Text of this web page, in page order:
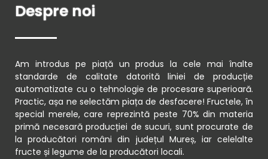
Despre noi
Am introdus pe piață un produs la cele mai înalte
standarde de calitate datorită liniei de producție
automatizate cu o tehnologie de procesare superioară.
Practic, așa ne selectăm piața de desfacere! Fructele, în
special merele, care reprezintă peste 70% din materia
primă necesară producției de sucuri, sunt procurate de
la producători români din județul Mureș, iar celelalte
fructe și legume de la producători locali.